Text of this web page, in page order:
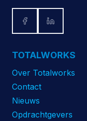
TOTALWORKS
Over Totalworks
Contact
Nieuws
Opdrachtgevers